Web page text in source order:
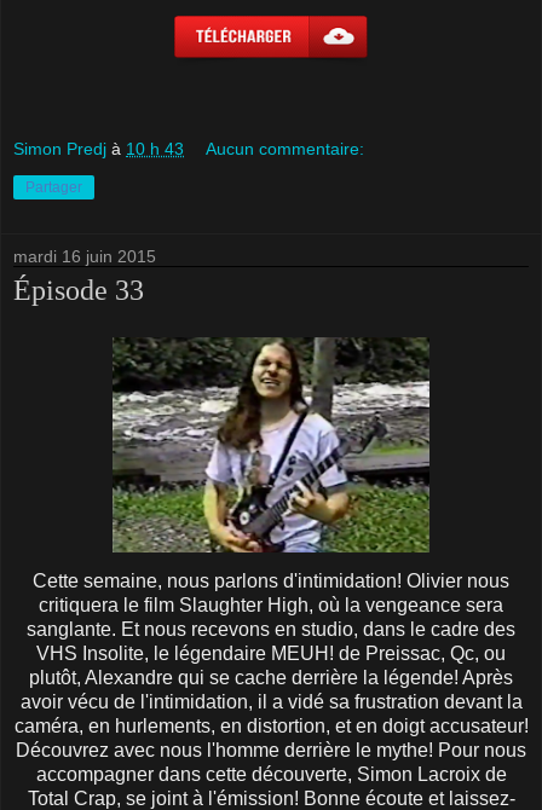
Simon Predj à 10 h 43 Aucun commentaire:
Partager
mardi 16 juin 2015
Épisode 33
Cette semaine, nous parlons d'intimidation! Olivier nous
critiquera le film Slaughter High, où la vengeance sera
sanglante. Et nous recevons en studio, dans le cadre des
VHS Insolite, le légendaire MEUH! de Preissac, Qc, ou
plutôt, Alexandre qui se cache derrière la légende! Après
avoir vécu de l'intimidation, il a vidé sa frustration devant la
caméra, en hurlements, en distortion, et en doigt accusateur!
Découvrez avec nous l'homme derrière le mythe! Pour nous
accompagner dans cette découverte, Simon Lacroix de
Total Crap, se joint à l'émission! Bonne écoute et laissez-